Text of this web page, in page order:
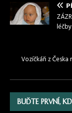
Vozíčkáři z
BUĎTE PRVNÍ,